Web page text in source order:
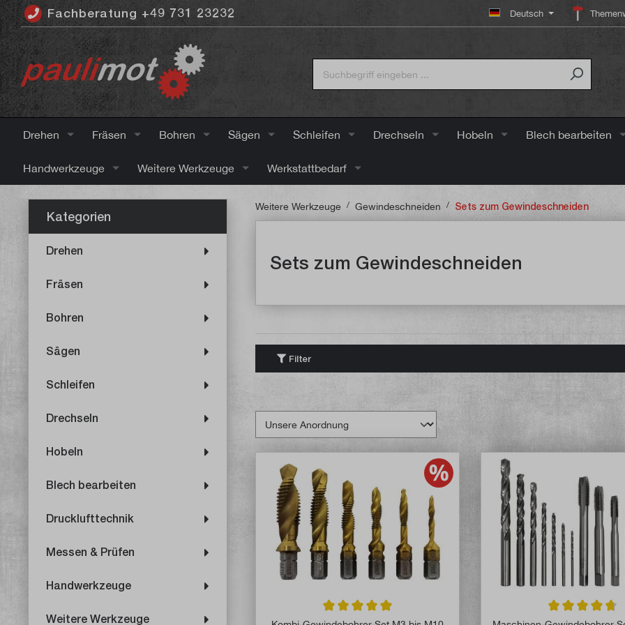
springen
Fachberatung +49 731 23232 Deutsch
Drehen Fräsen Bohren Sägen Schleifen Drechseln Hobeln Blech bearbeiten
Handwerkzeuge Weitere Werkzeuge Werkstattbedarf
Kategorien
Drehen
Fräsen
Bohren
Sägen
Schleifen
Drechseln
Hobeln
Blech bearbeiten
Drucklufttechnik
Messen & Prüfen
Handwerkzeuge
Weitere Werkzeuge
Weitere Werkzeuge / Gewindeschneiden / Sets zum Gewindeschneiden
Sets zum Gewindeschneiden
Filter
Durchschnittliche Bewertung von 5 von 5 Sternen